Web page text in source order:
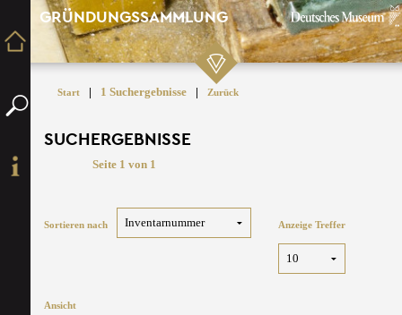
GRÜNDUNGSSAMMLUNG
Start | 1 Suchergebnisse | Zurück
SUCHERGEBNISSE
Seite 1 von 1
Sortieren nach Anzeige Treffer
Ansicht